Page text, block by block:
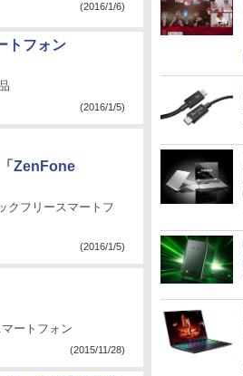
(2016/1/6)
トフォン
(2016/1/5)
ZenFone
クフリースマートフ
(2016/1/5)
ートフォン
(2015/11/28)